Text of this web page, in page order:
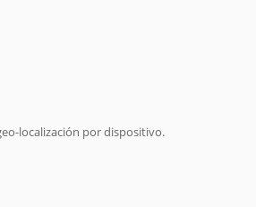
localización por dispositivo.